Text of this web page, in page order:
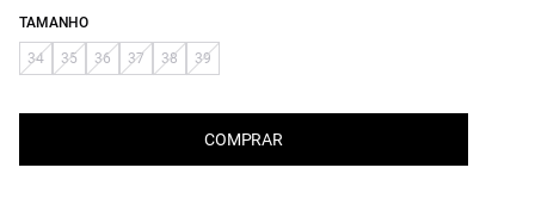
TAMANHO
34 35 36 37 38 39
COMPRAR